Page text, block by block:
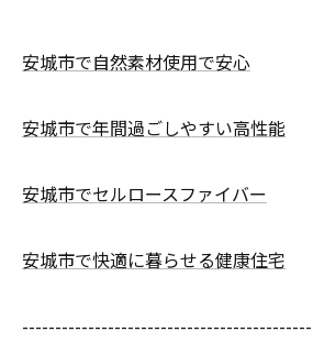
安城市で自然素材使用で安心
安城市で年間過ごしやすい高性能
安城市でセルロースファイバー
安城市で快適に暮らせる健康住宅